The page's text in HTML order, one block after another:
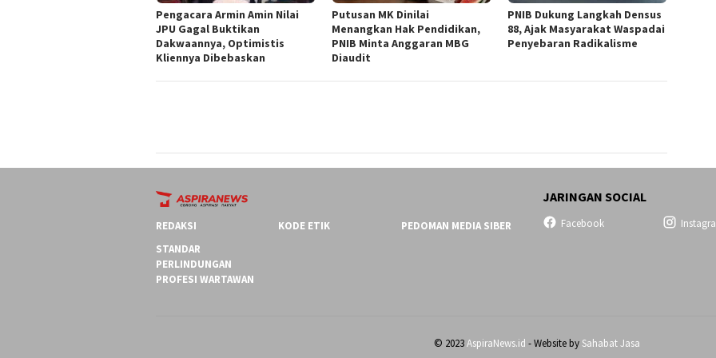
‎Pengacara Armin Amin Nilai
JPU Gagal Buktikan
Dakwaannya, Optimistis
Kliennya Dibebaskan
Putusan MK Dinilai
Menangkan Hak Pendidikan,
PNIB Minta Anggaran MBG
Diaudit
PNIB Dukung Langkah Densus
88, Ajak Masyarakat Waspadai
Penyebaran Radikalisme
REDAKSI KODE ETIK
PEDOMAN MEDIA SIBER
STANDAR
PERLINDUNGAN
PROFESI WARTAWAN
JARINGAN SOCIAL
Facebook
© 2023AspiraNews.id - Website by Sahabat Jasa